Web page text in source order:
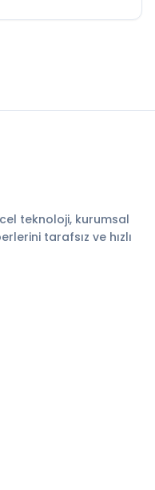
teknoloji, kurumsal
tarafsız ve hızlı